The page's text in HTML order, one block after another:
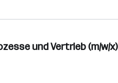
und Vertrieb (m/w/x)